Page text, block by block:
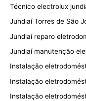
Técnico electrolux
Jundiaí Torres de São
Jundiaí reparo
Jundiaí manutenção
Instalação
Instalação
Instalação